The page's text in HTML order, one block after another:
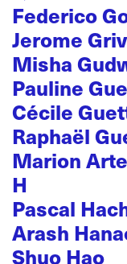
Federico
Jerome
Misha
Pauline
Cécile
Raphaël
Marion
H
Pascal
Arash
Shuo Hao